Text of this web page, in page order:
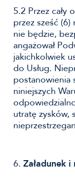
5.2 Przez cały
przez sześć
nie będzie,
angażował
jakichkolwiek
do Usług.
postanowienia
niniejszych
utratę zysków,
6. Załadunek i